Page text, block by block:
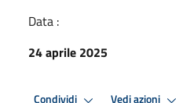
Data :
24 aprile 2025
Condividi Vedi azioni